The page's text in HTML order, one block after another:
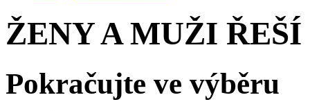
ŽENY A MUŽI
Pokračujte ve výběru